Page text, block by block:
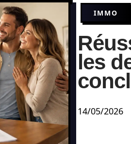
IMMO
les
14/05/2026